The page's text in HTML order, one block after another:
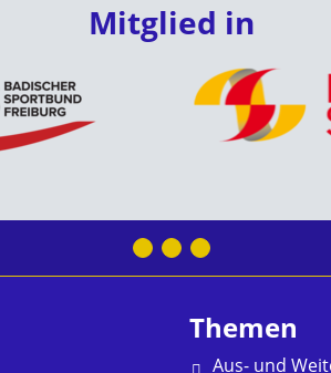
Mitglied in
Themen
Aus- und